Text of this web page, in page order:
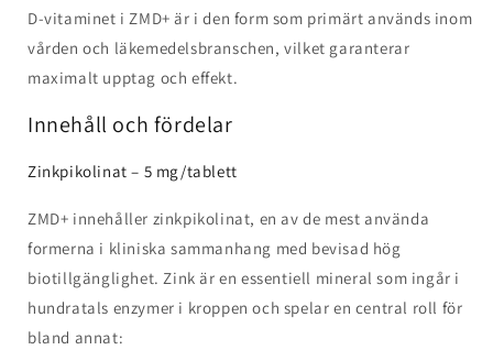
D-vitaminet i ZMD+ är i den form som primärt används inom
vården och läkemedelsbranschen, vilket garanterar
maximalt upptag och effekt.
Innehåll och fördelar
Zinkpikolinat – 5 mg/tablett
ZMD+ innehåller zinkpikolinat, en av de mest använda
formerna i kliniska sammanhang med bevisad hög
biotillgänglighet. Zink är en essentiell mineral som ingår i
hundratals enzymer i kroppen och spelar en central roll för
bland annat: